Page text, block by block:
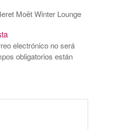
Moët Winter Lounge
electrónico no será
obligatorios están